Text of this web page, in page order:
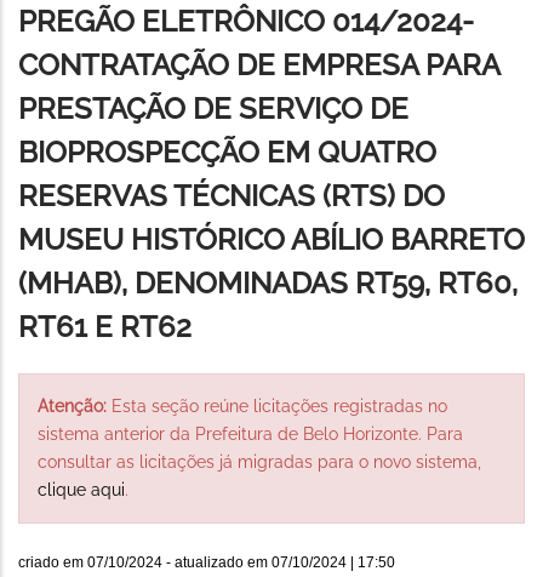
PREGÃO ELETRÔNICO 014/2024-
CONTRATAÇÃO DE EMPRESA PARA
PRESTAÇÃO DE SERVIÇO DE
BIOPROSPECÇÃO EM QUATRO
RESERVAS TÉCNICAS (RTS) DO
MUSEU HISTÓRICO ABÍLIO BARRETO
(MHAB), DENOMINADAS RT59, RT60,
RT61 E RT62
Atenção: Esta seção reúne licitações registradas no
sistema anterior da Prefeitura de Belo Horizonte. Para
consultar as licitações já migradas para o novo sistema,
clique aqui.
criado em 07/10/2024 - atualizado em 07/10/2024 | 17:50